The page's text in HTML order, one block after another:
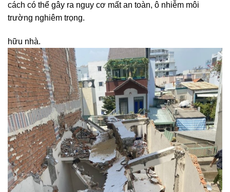
cách có thể gây ra nguy cơ mất an toàn, ô nhiễm môi
trường nghiêm trọng.
hữu nhà.